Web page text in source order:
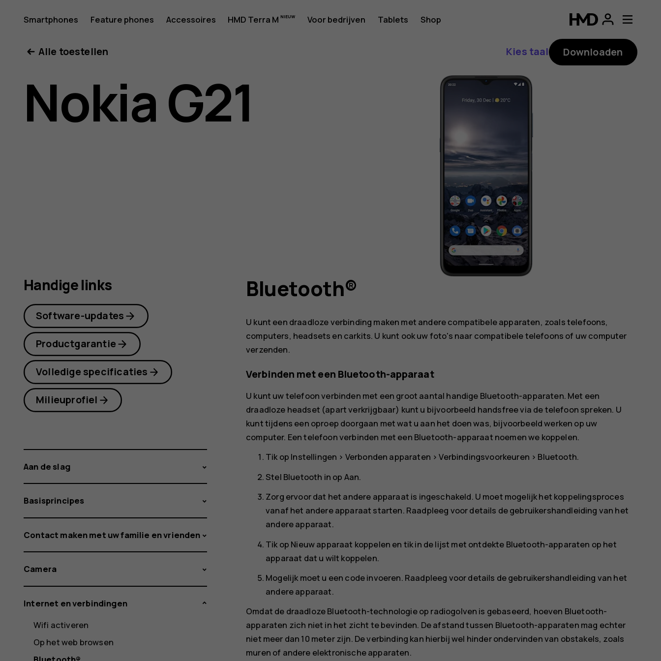
Gebruikershandleiding
voor
Nokia
Smartphones Feature phones Accessoires HMD Terra M Voor bedrijven Tablets Shop
Alle toestellen Kies taal Downloaden
Nokia G21
Bluetooth®
U kunt een draadloze verbinding maken met andere compatibele apparaten, zoals telefoons,
computers, headsets en carkits. U kunt ook uw foto's naar compatibele telefoons of uw computer
verzenden.
Verbinden met een Bluetooth-apparaat
U kunt uw telefoon verbinden met een groot aantal handige Bluetooth-apparaten. Met een
draadloze headset (apart verkrijgbaar) kunt u bijvoorbeeld handsfree via de telefoon spreken. U
kunt tijdens een oproep doorgaan met wat u aan het doen was, bijvoorbeeld werken op uw
computer. Een telefoon verbinden met een Bluetooth-apparaat noemen we koppelen.
Tik op Instellingen > Verbonden apparaten >Verbindingsvoorkeuren > Bluetooth.
Stel Bluetooth in op Aan.
Zorg ervoor dat het andere apparaat is ingeschakeld. U moet mogelijk het koppelingsproces
vanaf het andere apparaat starten. Raadpleeg voor details de gebruikershandleiding van het
andere apparaat.
Tik op Nieuw apparaat koppelen en tik in de lijst met ontdekte Bluetooth-apparaten op het
apparaat dat u wilt koppelen.
Mogelijk moet u een code invoeren. Raadpleeg voor details de gebruikershandleiding van het
andere apparaat.
Omdat de draadloze Bluetooth-technologie op radiogolven is gebaseerd, hoeven Bluetooth-
apparaten zich niet in het zicht te bevinden. De afstand tussen Bluetooth-apparaten mag echter
niet meer dan 10 meter zijn. De verbinding kan hierbij wel hinder ondervinden van obstakels, zoals
muren of andere elektronische apparaten.
Handige links
Software-updates
Productgarantie
Volledige specificaties
Milieuprofiel
Aan de slag
Basisprincipes
Contact maken met uw familie en vrienden
Camera
Internet en verbindingen
Wifi activeren
Op het web browsen